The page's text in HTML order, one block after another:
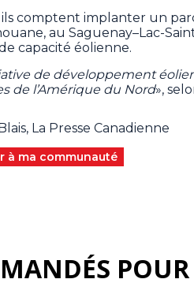
ils comptent implanter un
au Saguenay–Lac-
capacité éolienne.
de développement
de l’Amérique du Nord»,
La Presse Canadienne
à ma communauté